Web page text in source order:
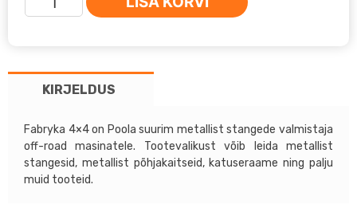
Jimny
-
Fabryka
metallist
esistange
toruga
kogus
KIRJELDUS
Fabryka 4×4 on Poola suurim metallist stangede valmistaja
off-road masinatele. Tootevalikust võib leida metallist
stangesid, metallist põhjakaitseid, katuseraame ning palju
muid tooteid.